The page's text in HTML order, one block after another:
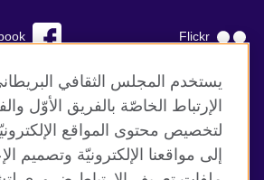
Flickr
RSS
يستخدم المجلس الثقافي
الإرتباط الخاصّة بالفريق الأوّل
لتخصيص محتوى المواقع
إلى مواقعنا الإلكترونيّة وتصميم